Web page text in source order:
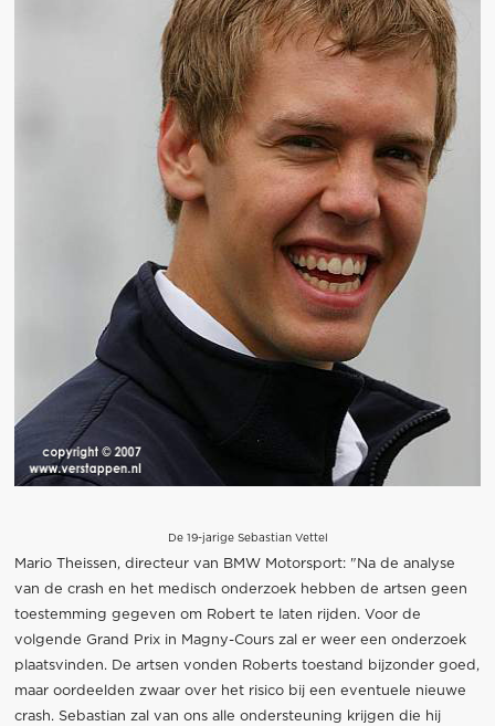
De 19-jarige Sebastian Vettel
Mario Theissen, directeur van BMW Motorsport: "Na de analyse
van de crash en het medisch onderzoek hebben de artsen geen
toestemming gegeven om Robert te laten rijden. Voor de
volgende Grand Prix in Magny-Cours zal er weer een onderzoek
plaatsvinden. De artsen vonden Roberts toestand bijzonder goed,
maar oordeelden zwaar over het risico bij een eventuele nieuwe
crash. Sebastian zal van ons alle ondersteuning krijgen die hij